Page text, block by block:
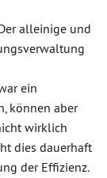
alleinige und
ein
können aber
wirklich
dies dauerhaft
der Effizienz.